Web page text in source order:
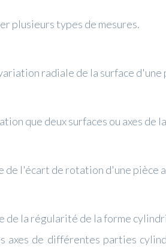
plusieurs types de mesures.
radiale de la surface
que deux surfaces ou axes de
de l'écart de rotation d'une
de la régularité de la forme
axes de différentes parties